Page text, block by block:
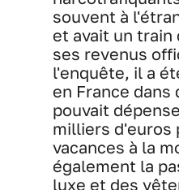
souvent à
et avait un train
ses revenus
l'enquête, il a
en France dans
pouvait
milliers d'euros
vacances à la
également la
luxe et des